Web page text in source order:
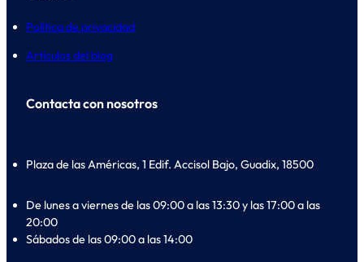
Política de privacidad
Artículos del blog
Contacta con nosotros
Plaza de las Américas, 1 Edif. Accisol Bajo, Guadix, 18500
De lunes a viernes de las 09:00 a las 13:30 y las 17:00 a las
20:00
Sábados de las 09:00 a las 14:00